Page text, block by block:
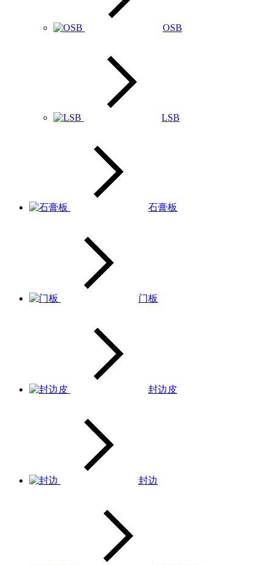
OSB
LSB
石膏板
门板
封边皮
封边